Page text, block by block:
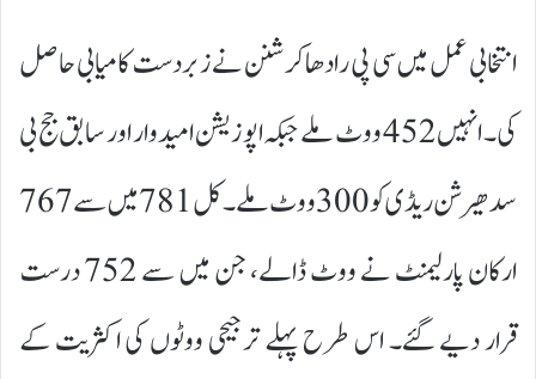
انتخابی عمل میں سی پی رادھاکرشنن نے زبردست کامیابی حاصل
کی۔ انہیں 452 ووٹ ملے جبکہ اپوزیشن امیدوار اور سابق جج بی
سدھیرشن ریڈی کو 300 ووٹ ملے۔ کل 781 میں سے 767
ارکان پارلیمنٹ نے ووٹ ڈالے، جن میں سے 752 درست
قرار دیے گئے۔ اس طرح پہلے ترجیحی ووٹوں کی اکثریت کے